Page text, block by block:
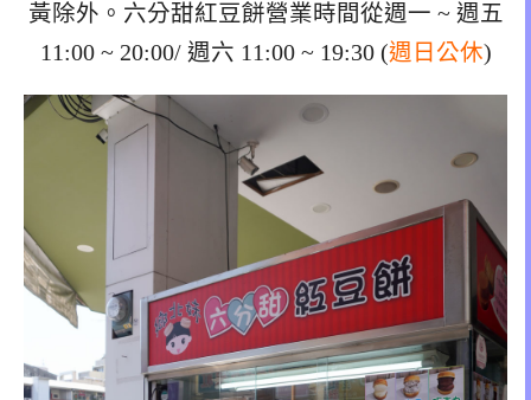
黃除外。六分甜紅豆餅營業時間從週一 ~ 週五
11:00 ~ 20:00/ 週六 11:00 ~ 19:30 (週日公休)